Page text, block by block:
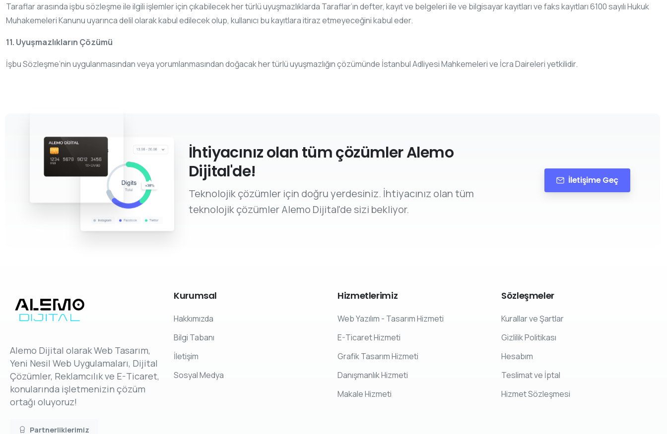
Taraflar arasında işbu sözleşme ile ilgili işlemler için çıkabilecek her türlü uyuşmazlıklarda Taraflar’ın defter, kayıt ve belgeleri ile ve bilgisayar kayıtları ve faks kayıtları 6100 sayılı Hukuk
Muhakemeleri Kanunu uyarınca delil olarak kabul edilecek olup, kullanıcı bu kayıtlara itiraz etmeyeceğini kabul eder.
11. Uyuşmazlıkların Çözümü
İşbu Sözleşme’nin uygulanmasından veya yorumlanmasından doğacak her türlü uyuşmazlığın çözümünde İstanbul Adliyesi Mahkemeleri ve İcra Daireleri yetkilidir.
İhtiyacınız olan tüm çözümler Alemo
Dijital'de!
Teknolojik çözümler için doğru yerdesiniz. İhtiyacınız olan tüm
teknolojik çözümler Alemo Dijital'de sizi bekliyor.
İletişime Geç
Alemo Dijital olarak Web Tasarım,
Yeni Nesil Web Uygulamaları, Dijital
Çözümler, Reklamcılık ve E-Ticaret,
konularında işletmenizin çözüm
ortağı oluyoruz!
Partnerliklerimiz
Kurumsal
Hakkımızda
Bilgi Tabanı
İletişim
Sosyal Medya
Hizmetlerimiz
Web Yazılım - Tasarım Hizmeti
E-Ticaret Hizmeti
Grafik Tasarım Hizmeti
Danışmanlık Hizmeti
Makale Hizmeti
Sözleşmeler
Kurallar ve Şartlar
Gizlilik Politikası
Hesabım
Teslimat ve İptal
Hizmet Sözleşmesi